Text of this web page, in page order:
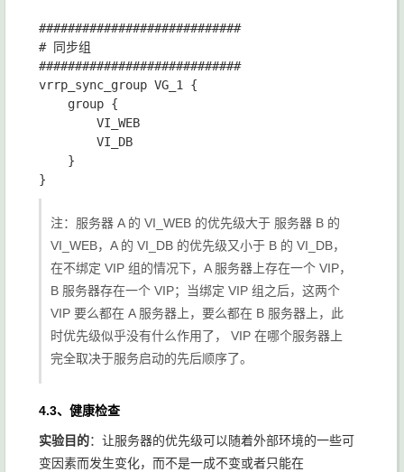
############################
# 同步组
############################
vrrp_sync_group VG_1 {
    group {
        VI_WEB
        VI_DB
    }
注：服务器 A 的 VI_WEB 的优先级大于 服务器 B 的
VI_WEB，A 的 VI_DB 的优先级又小于 B 的 VI_DB，
在不绑定 VIP 组的情况下，A 服务器上存在一个 VIP，
B 服务器存在一个 VIP；当绑定 VIP 组之后，这两个
VIP 要么都在 A 服务器上，要么都在 B 服务器上，此
时优先级似乎没有什么作用了， VIP 在哪个服务器上
完全取决于服务启动的先后顺序了。
4.3、健康检查
实验目的：让服务器的优先级可以随着外部环境的一些可
变因素而发生变化，而不是一成不变或者只能在